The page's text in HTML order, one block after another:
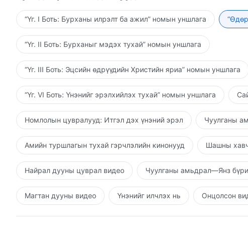
босож чадахгүй, дахин хэзээ ч хүнийг хүчирхийлэхгүй;
хүнийг хууран мэхэлдгийг нь тэвчихгүй бөгөөд эрин
төлөө тооцоо бодно; бүх ёрын муугийн энэ
үүнийг бүрмөсөн устгана.
“Үг. I Боть: Бурханы илрэлт ба ажил” номын уншлага
“Үг. II Боть: Бурханыг мэдэх тухай” номын уншлага
“Үг. III Боть: Эцсийн өдрүүдийн Христийн яриа” номын уншлага
“Үг. VI Боть: Үнэнийг эрэлхийлэх тухай” номын уншлага
Номлолын цувралууд: Итгэл дэх үнэний эрэл Чуулганы
Амийн туршлагын тухай гэрчлэлийн кинонууд Шашны
Найрал дууны цуврал видео Чуулганы амьдрал—Янз
Магтан дууны видео Үнэнийг илчлэх нь Онцолсон